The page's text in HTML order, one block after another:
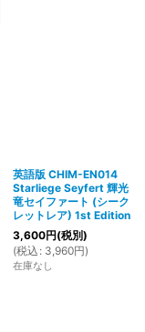
英語版 CHIM-EN014
Starliege Seyfert 輝光
竜セイファート (シーク
レットレア) 1st Edition
3,600円(税別)
(税込 : 3,960円)
在庫なし